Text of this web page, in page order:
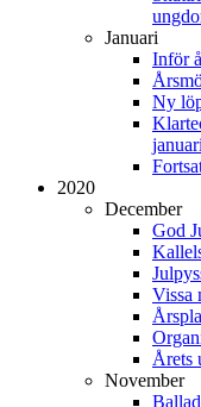
Januari
Inför
Ny
2020
December
God
Vissa
Årets
November